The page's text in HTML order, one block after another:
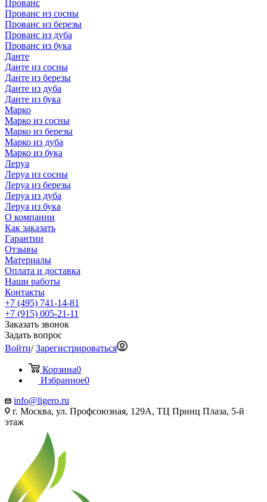
Прованс
Прованс из сосны
Прованс из березы
Прованс из дуба
Прованс из бука
Данте
Данте из сосны
Данте из березы
Данте из дуба
Данте из бука
Марко
Марко из сосны
Марко из березы
Марко из дуба
Марко из бука
Леруа
Леруа из сосны
Леруа из березы
Леруа из дуба
Леруа из бука
О компании
Как заказать
Гарантии
Отзывы
Материалы
Оплата и доставка
Наши работы
Контакты
+7 (495) 741-14-81
+7 (915) 005-21-11
Заказать звонок
Задать вопрос
Войти/Зарегистрироваться
Корзина0
Избранное0
info@ligero.ru
г. Москва, ул. Профсоюзная, 129А, ТЦ Принц Плаза, 5-й
этаж